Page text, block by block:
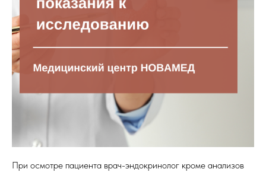
При осмотре пациента врач-эндокринолог кроме анализов